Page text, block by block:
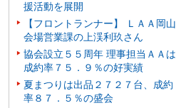
援活動を展開
【フロントランナー】 ＬＡＡ岡山
会場営業課の上渓利玖さん
協会設立５５周年 理事担当ＡＡは
成約率７５．９％の好実績
夏まつりは出品２７２７台、成約
率８７．５％の盛会